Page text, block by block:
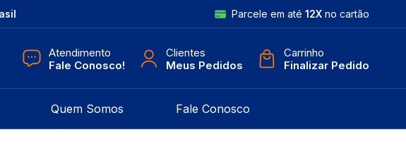
Parcele em até 12Xno cartão
Atendimento
Fale Conosco!
Clientes
Meus Pedidos
Carrinho
Finalizar Pedido
Quem Somos Fale Conosco